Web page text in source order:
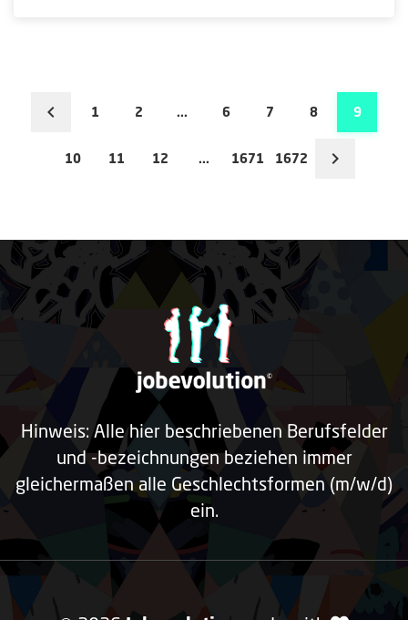
1 2 ... 6 7 8 9
10 11 12 ... 1671 1672
Hinweis: Alle hier beschriebenen Berufsfelder
und -bezeichnungen beziehen immer
gleichermaßen alle Geschlechtsformen (m/w/d)
ein.